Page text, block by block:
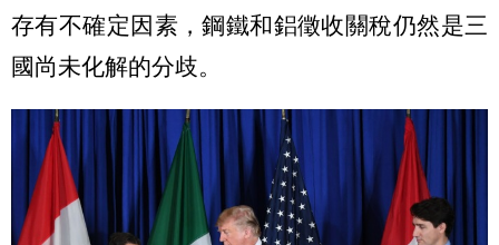
存有不確定因素，鋼鐵和鋁徵收關稅仍然是三
國尚未化解的分歧。